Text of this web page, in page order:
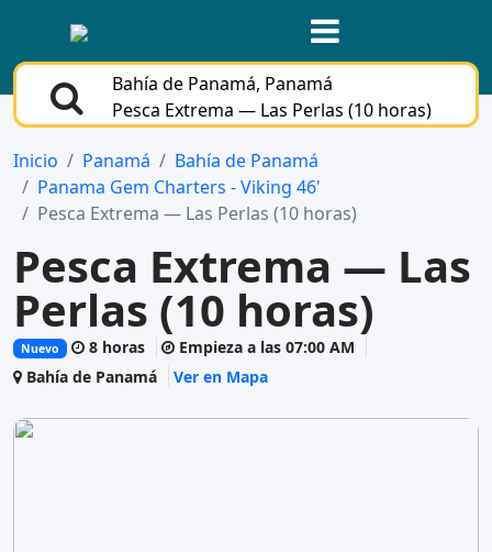
Bahía de Panamá, Panamá
Pesca Extrema — Las Perlas (10 horas)
Inicio Panamá
Bahía de Panamá
Panama Gem Charters - Viking 46'
Pesca Extrema — Las Perlas (10 horas)
Pesca Extrema — Las
Perlas (10 horas)
Nuevo 8 horas
Empieza a las 07:00 AM
Bahía de Panamá
Ver en Mapa